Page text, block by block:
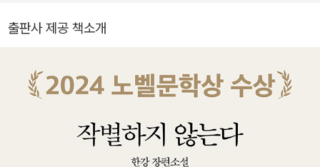
어 두었다』 등을 출간했다. 오늘의 젊은 예술가상, 이상문학상, 동리
산문학상, 인터내셔널 부커상, 말라파르테 문학상, 산클레멘테 문학
상, 메디치 외국문학상, 에밀 기메 아시아문학상 등을 수상했으며, 노
국 최초 노벨문학상을 수상했다.
출판사 제공 책소개